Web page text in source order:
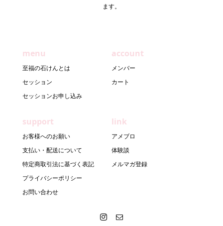
ます。
menu
至福の石けんとは
セッション
セッションお申し込み
account
メンバー
カート
support
お客様へのお願い
支払い・配送について
特定商取引法に基づく表記
プライバシーポリシー
お問い合わせ
link
アメブロ
体験談
メルマガ登録